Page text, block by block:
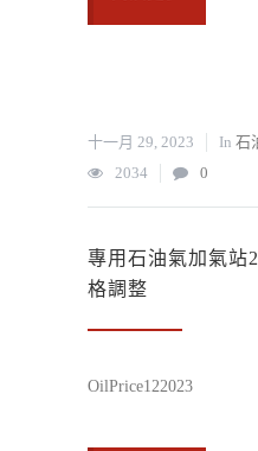
十一月 29, 2023 In 石
2034
0
專用石油氣加氣站
格調整
OilPrice122023